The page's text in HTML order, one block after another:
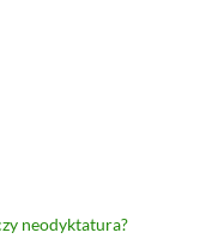
neodyktatura?